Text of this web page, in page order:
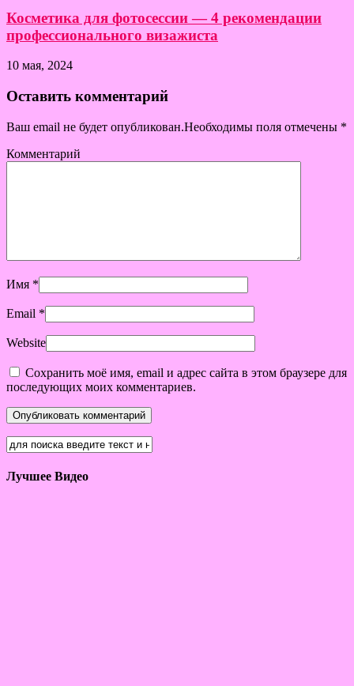
Косметика для фотосессии — 4 рекомендации
профессионального визажиста
10 мая, 2024
Оставить комментарий
Ваш email не будет опубликован.Необходимы поля отмечены *
Комментарий
Имя *
Email *
Website
Сохранить моё имя, email и адрес сайта в этом браузере для
последующих моих комментариев.
Лучшее Видео